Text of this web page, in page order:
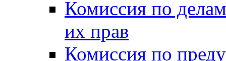
Комиссия по
их прав
Комиссия по